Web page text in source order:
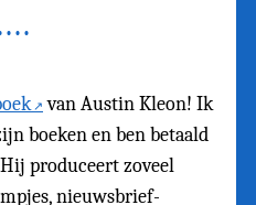
van Austin Kleon! Ik
boeken en ben betaald
produceert zoveel
nieuwsbrief-